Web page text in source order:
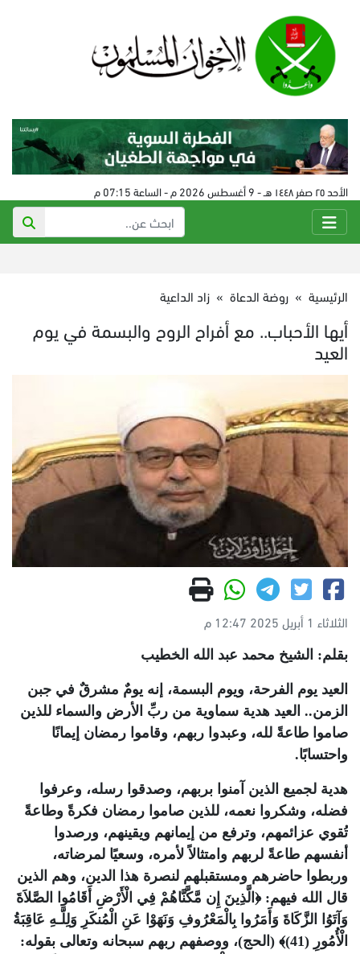
الأحد ٢٥ صفر ١٤٤٨ هـ - 9 أغسطس 2026 م - الساعة 07:15 م
الرئيسية » روضة الدعاة » زاد الداعية
أيها الأحباب.. مع أفراح الروح والبسمة في يوم
العيد
الثلاثاء 1 أبريل 2025 12:47 م
بقلم: الشيخ محمد عبد الله الخطيب
العيد يوم الفرحة، ويوم البسمة، إنه يومٌ مشرقٌ في جبن
الزمن.. العيد هدية سماوية من ربِّ الأرض والسماء للذين
صاموا طاعةً لله، وعبدوا ربهم، وقاموا رمضان إيمانًا
واحتسابًا.
هدية لجميع الذين آمنوا بربهم، وصدقوا رسله، وعرفوا
فضله، وشكروا نعمه، للذين صاموا رمضان فكرةً وطاعةً
تُقوي عزائمهم، وترفع من إيمانهم ويقينهم، ورصدوا
أنفسهم طاعةً لربهم وامتثالاً لأمره، وسعيًا لمرضاته،
وربطوا حاضرهم ومستقبلهم لنصرة هذا الدين، وهم الذين
قال الله فيهم: ﴿الَّذِينَ إِن مَّكَّنَّاهُمْ فِي الْأَرْضِ أَقَامُوا الصَّلاَةَ
وَآتَوُا الزَّكَاةَ وَأَمَرُوا بِالْمَعْرُوفِ وَنَهَوْا عَنِ الْمُنكَرِ وَلِلَّـهِ عَاقِبَةُ
الْأُمُورِ (41)﴾ (الحج)، ووصفهم ربهم سبحانه وتعالى بقوله: